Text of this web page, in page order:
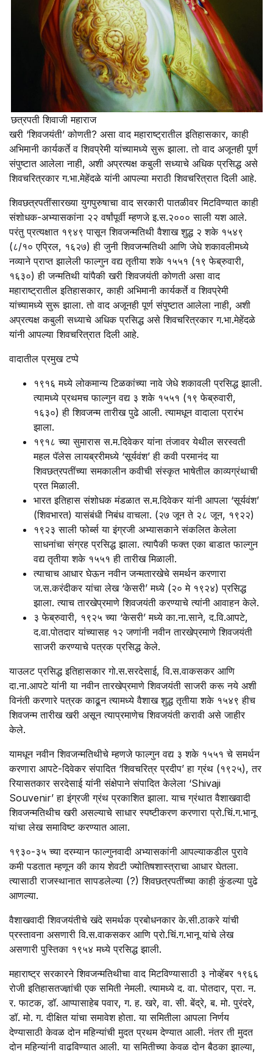
छत्रपती शिवाजी महाराज
खरी ‘शिवजयंती’ कोणती? असा वाद महाराष्ट्रातील इतिहासकार, काही
अभिमानी कार्यकर्ते व शिवप्रेमी यांच्यामध्ये सुरू झाला. तो वाद अजूनही पूर्ण
संपुष्टात आलेला नाही, अशी अप्रत्यक्ष कबुली सध्याचे अधिक प्रसिद्ध असे
शिवचरित्रकार ग.भा.मेहेंदळे यांनी आपल्या मराठी शिवचरित्रात दिली आहे.
शिवछत्रपतींसारख्या युगपुरुषाचा वाद सरकारी पातळीवर मिटविण्यात काही
संशोधक-अभ्यासकांना २२ वर्षांपूर्वी म्हणजे इ.स.२००० साली यश आले.
परंतु प्रत्यक्षात १९४९ पासून शिवजन्मतिथी वैशाख शुद्ध २ शके १५४९
(८/१० एप्रिल, १६२७) ही जुनी शिवजन्मतिथी आणि जेधे शकावलीमध्ये
नव्याने प्राप्त झालेली फाल्गुन वद्य तृतीया शके १५५१ (१९ फेब्रुवारी,
१६३०) ही जन्मतिथी यांपैकी खरी शिवजयंती कोणती असा वाद
महाराष्ट्रातील इतिहासकार, काही अभिमानी कार्यकर्ते व शिवप्रेमी
यांच्यामध्ये सुरू झाला. तो वाद अजूनही पूर्ण संपुष्टात आलेला नाही, अशी
अप्रत्यक्ष कबुली सध्याचे अधिक प्रसिद्ध असे शिवचरित्रकार ग.भा.मेहेंदळे
यांनी आपल्या शिवचरित्रात दिली आहे.
वादातील प्रमुख टप्पे
१९१६ मध्ये लोकमान्य टिळकांच्या नावे जेधे शकावली प्रसिद्ध झाली.
त्यामध्ये प्रथमच फाल्गुन वद्य ३ शके १५५१ (१९ फेब्रुवारी,
१६३०) ही शिवजन्म तारीख पुढे आली. त्यामधून वादाला प्रारंभ
झाला.
१९१८ च्या सुमारास स.म.दिवेकर यांना तंजावर येथील सरस्वती
महल पॅलेस लायब्ररीमध्ये ‘सूर्यवंश’ ही कवी परमानंद या
शिवछत्रपतींच्या समकालीन कवीची संस्कृत भाषेतील काव्यग्रंथाची
प्रत मिळाली.
भारत इतिहास संशोधक मंडळात स.म.दिवेकर यांनी आपला ‘सूर्यवंश’
(शिवभारत) यासंबंधी निबंध वाचला. (२७ जून ते २८ जून, १९२२)
१९२३ साली फोर्ब्स या इंग्रजी अभ्यासकाने संकलित केलेला
साधनांचा संग्रह प्रसिद्ध झाला. त्यापैकी फक्त एका बाडात फाल्गुन
वद्य तृतीया शके १५५१ ही तारीख मिळाली.
त्याचाच आधार घेऊन नवीन जन्मतारखेचे समर्थन करणारा
ज.स.करंदीकर यांचा लेख ‘केसरी’ मध्ये (२० मे १९२४) प्रसिद्ध
झाला. त्याच तारखेप्रमाणे शिवजयंती करण्याचे त्यांनी आवाहन केले.
३ फेब्रुवारी, १९२५ च्या ‘केसरी’ मध्ये का.ना.साने, द.वि.आपटे,
द.वा.पोतदार यांच्यासह १२ जणांनी नवीन तारखेप्रमाणे शिवजयंती
साजरी करण्याचे पत्रक प्रसिद्ध केले.
याउलट प्रसिद्ध इतिहासकार गो.स.सरदेसाई, वि.स.वाकसकर आणि
दा.ना.आपटे यांनी या नवीन तारखेप्रमाणे शिवजयंती साजरी करू नये अशी
विनंती करणारे पत्रक काढून त्यामध्ये वैशाख शुद्ध तृतीया शके १५४९ हीच
शिवजन्म तारीख खरी असून त्याप्रमाणेच शिवजयंती करावी असे जाहीर
केले.
यामधून नवीन शिवजन्मतिथीचे म्हणजे फाल्गुन वद्य ३ शके १५५१ चे समर्थन
करणारा आपटे-दिवेकर संपादित ‘शिवचरित्र प्रदीप’ हा ग्रंथ (१९२५), तर
रियासतकार सरदेसाई यांनी संक्षेपाने संपादित केलेला ‘Shivaji
Souvenir’ हा इंग्रजी ग्रंथ प्रकाशित झाला. याच ग्रंथात वैशाखवादी
शिवजन्मतिथीच खरी असल्याचे साधार स्पष्टीकरण करणारा प्रो.चिं.ग.भानू
यांचा लेख समाविष्ट करण्यात आला.
१९३०-३५ च्या दरम्यान फाल्गुनवादी अभ्यासकांनी आपल्याकडील पुरावे
कमी पडतात म्हणून की काय शेवटी ज्योतिषशास्त्राचा आधार घेतला.
त्यासाठी राजस्थानात सापडलेल्या (?) शिवछत्रपतींच्या काही कुंडल्या पुढे
आणल्या.
वैशाखवादी शिवजयंतीचे खंदे समर्थक प्रबोधनकार के.सी.ठाकरे यांची
प्रस्तावना असणारी वि.स.वाकसकर आणि प्रो.चिं.ग.भानू यांचे लेख
असणारी पुस्तिका १९५४ मध्ये प्रसिद्ध झाली.
महाराष्ट्र सरकारने शिवजन्मतिथीचा वाद मिटविण्यासाठी ३ नोव्हेंबर १९६६
रोजी इतिहासतज्ज्ञांची एक समिती नेमली. त्यामध्ये द. वा. पोतदार, प्रा. न.
र. फाटक, डॉ. आप्पासाहेब पवार, ग. ह. खरे, वा. सी. बेंद्रे, ब. मो. पुरंदरे,
डॉ. मो. ग. दीक्षित यांचा समावेश होता. या समितीला आपला निर्णय
देण्यासाठी केवळ दोन महिन्यांची मुदत प्रथम देण्यात आली. नंतर ती मुदत
दोन महिन्यांनी वाढविण्यात आली. या समितीच्या केवळ दोन बैठका झाल्या,